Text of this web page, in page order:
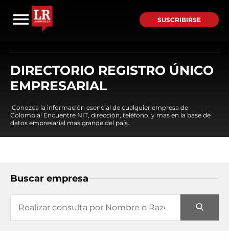
SUSCRIBIRSE
DIRECTORIO REGISTRO ÚNICO
EMPRESARIAL
¡Conozca la información esencial de cualquier empresa de
Colombia! Encuentre NIT, dirección, teléfono, y mas en la base de
datos empresarial mas grande del país.
Buscar empresa